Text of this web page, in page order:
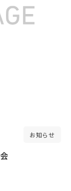
お知らせ